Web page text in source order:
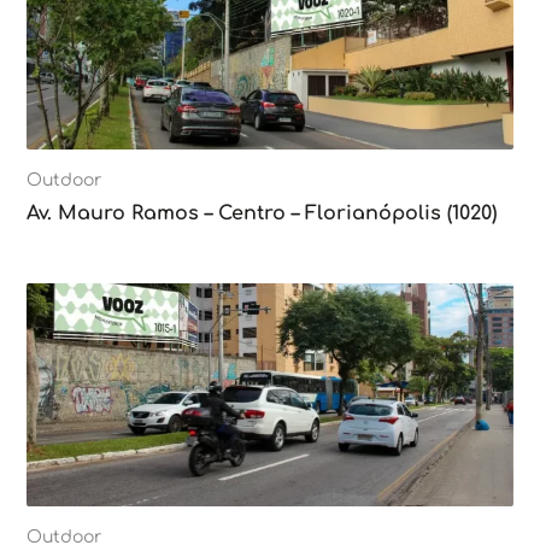
Outdoor
Av. Mauro Ramos – Centro – Florianópolis (1020)
Outdoor